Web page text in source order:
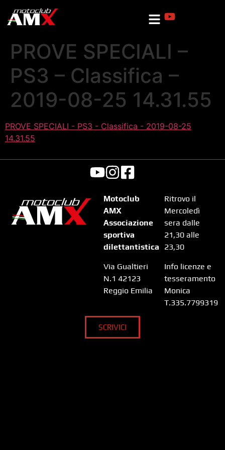
PROVE SPECIALI –
PS3 – Classifica –
2019-08-25 14.31.55
PROVE SPECIALI - PS3 - Classifica - 2019-08-25
14.31.55
Motoclub
AMX
Associazione
sportiva
dilettantistica
Via Gualtieri
N.1 42123
Reggio Emilia
Ritrovo il
Mercoledì
sera dalle
21,30 alle
23,30
Info licenze e
tesseramento
Monica
T.335.7799319
SCRIVICI